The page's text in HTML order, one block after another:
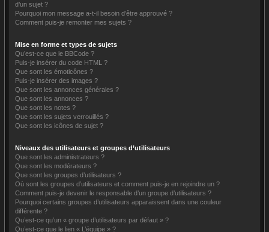
d’un sujet ?
Pourquoi mon message a-t-il besoin d’être approuvé ?
Comment puis-je remonter mes sujets ?
Mise en forme et types de sujets
Qu’est-ce que le BBCode ?
Puis-je insérer du code HTML ?
Que sont les émoticônes ?
Puis-je insérer des images ?
Que sont les annonces générales ?
Que sont les annonces ?
Que sont les notes ?
Que sont les sujets verrouillés ?
Que sont les icônes de sujet ?
Niveaux des utilisateurs et groupes d’utilisateurs
Que sont les administrateurs ?
Que sont les modérateurs ?
Que sont les groupes d’utilisateurs ?
Où sont les groupes d’utilisateurs et comment puis-je en rejoindre un ?
Comment puis-je devenir le responsable d’un groupe d’utilisateurs ?
Pourquoi certains groupes d’utilisateurs apparaissent dans une couleur
différente ?
Qu’est-ce qu’un « groupe d’utilisateurs par défaut » ?
Qu’est-ce que le lien « L’équipe » ?